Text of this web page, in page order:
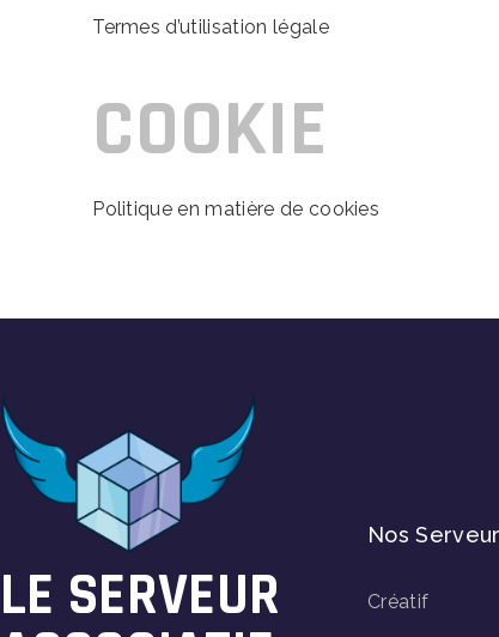
Termes d’utilisation légale
COOKIE
Politique en matière de cookies
LE SERVEUR
Nos
Créatif